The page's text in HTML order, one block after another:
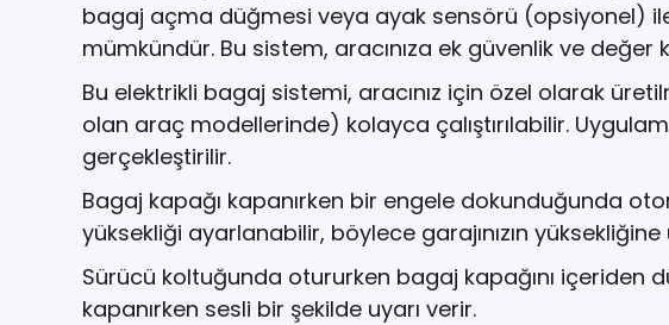
bagaj açma düğmesi veya ayak sensörü (opsiyonel) ile
mümkündür. Bu sistem, aracınıza ek güvenlik ve değer
Bu elektrikli bagaj sistemi, aracınız için özel olarak
olan araç modellerinde) kolayca çalıştırılabilir.
gerçekleştirilir.
Bagaj kapağı kapanırken bir engele dokunduğunda
yüksekliği ayarlanabilir, böylece garajınızın
Sürücü koltuğunda otururken bagaj kapağını içeriden
kapanırken sesli bir şekilde uyarı verir.